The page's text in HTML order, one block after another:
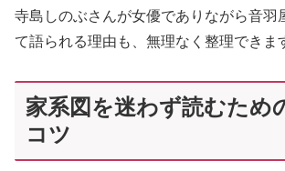
寺島しのぶさんが女優でありながら音羽
て語られる理由も、無理なく整理できま
家系図を迷わず読むため
コツ